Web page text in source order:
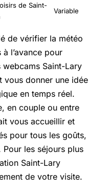
de Saint-
Variable
de vérifier la météo
l’avance pour
Saint-Lary
vous donner une idée
en temps réel.
en couple ou entre
vous accueillir et
pour tous les goûts,
les séjours plus
Saint-Lary
de votre visite.